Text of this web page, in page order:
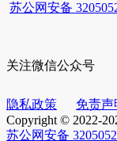
苏公网安备
关注微信公众号
隐私政策
免责声
Copyright © 2022-
苏公网安备